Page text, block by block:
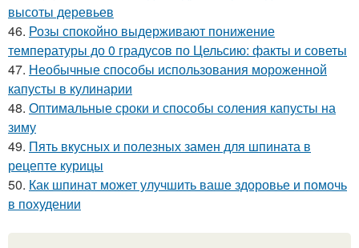
высоты деревьев
46. Розы спокойно выдерживают понижение
температуры до 0 градусов по Цельсию: факты и советы
47. Необычные способы использования мороженной
капусты в кулинарии
48. Оптимальные сроки и способы соления капусты на
зиму
49. Пять вкусных и полезных замен для шпината в
рецепте курицы
50. Как шпинат может улучшить ваше здоровье и помочь
в похудении